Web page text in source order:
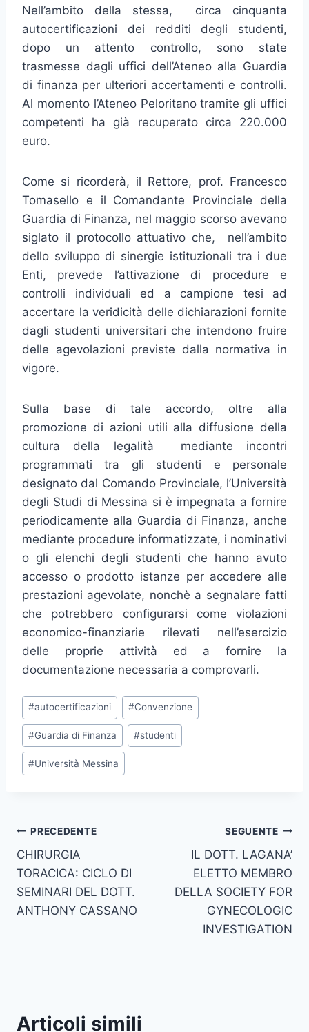
Nell’ambito della stessa, circa cinquanta
autocertificazioni dei redditi degli studenti,
dopo un attento controllo, sono state
trasmesse dagli uffici dell’Ateneo alla Guardia
di finanza per ulteriori accertamenti e controlli.
Al momento l’Ateneo Peloritano tramite gli uffici
competenti ha già recuperato circa 220.000
euro.
Come si ricorderà, il Rettore, prof. Francesco
Tomasello e il Comandante Provinciale della
Guardia di Finanza, nel maggio scorso avevano
siglato il protocollo attuativo che, nell’ambito
dello sviluppo di sinergie istituzionali tra i due
Enti, prevede l’attivazione di procedure e
controlli individuali ed a campione tesi ad
accertare la veridicità delle dichiarazioni fornite
dagli studenti universitari che intendono fruire
delle agevolazioni previste dalla normativa in
vigore.
Sulla base di tale accordo, oltre alla
promozione di azioni utili alla diffusione della
cultura della legalità mediante incontri
programmati tra gli studenti e personale
designato dal Comando Provinciale, l’Università
degli Studi di Messina si è impegnata a fornire
periodicamente alla Guardia di Finanza, anche
mediante procedure informatizzate, i nominativi
o gli elenchi degli studenti che hanno avuto
accesso o prodotto istanze per accedere alle
prestazioni agevolate, nonchè a segnalare fatti
che potrebbero configurarsi come violazioni
economico-finanziarie rilevati nell’esercizio
delle proprie attività ed a fornire la
documentazione necessaria a comprovarli.
Tag
articolo:
#autocertificazioni #Convenzione
#Guardia di Finanza #studenti
#Università Messina
Navigazione
articoli
PRECEDENTE
CHIRURGIA
TORACICA: CICLO DI
SEMINARI DEL DOTT.
ANTHONY CASSANO
SEGUENTE
IL DOTT. LAGANA’
ELETTO MEMBRO
DELLA SOCIETY FOR
GYNECOLOGIC
INVESTIGATION
Articoli simili